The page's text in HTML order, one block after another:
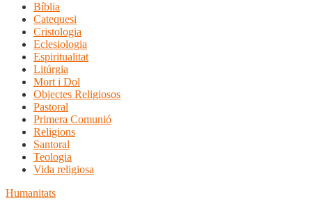
Bíblia
Catequesi
Cristologia
Eclesiologia
Espiritualitat
Litúrgia
Mort i Dol
Objectes Religiosos
Pastoral
Primera Comunió
Religions
Santoral
Teologia
Vida religiosa
Humanitats